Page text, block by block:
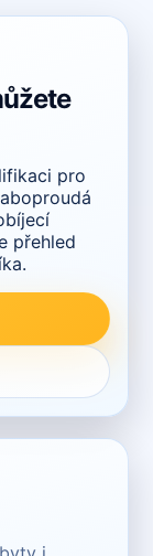
pro
přehled